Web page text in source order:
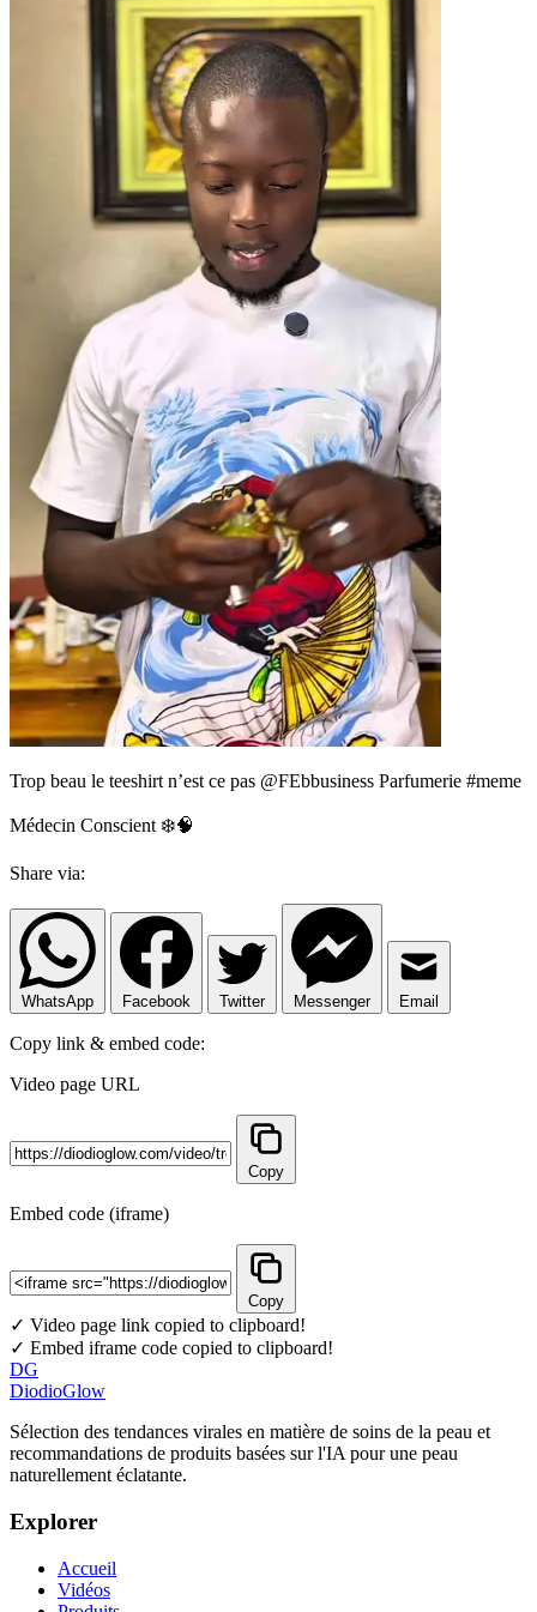
Trop beau le teeshirt n’est ce pas @FEbbusiness Parfumerie #meme
Médecin Conscient ❄️🧠
Share via:
WhatsApp Facebook Twitter Messenger Email
Copy link & embed code:
Video page URL
Copy
Embed code (iframe)
Copy
✓ Video page link copied to clipboard!
✓ Embed iframe code copied to clipboard!
DG
DiodioGlow
Sélection des tendances virales en matière de soins de la peau et
recommandations de produits basées sur l'IA pour une peau
naturellement éclatante.
Explorer
Accueil
Vidéos